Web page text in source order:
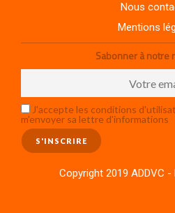
Nous
Mentions
Sabonner à notre
J'accepte les conditions
m'envoyer sa lettre d'informations
Copyright 2019 ADDVC -